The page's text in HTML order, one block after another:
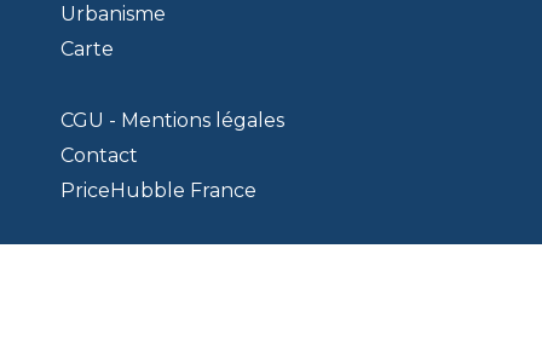
Urbanisme
Carte
CGU - Mentions légales
Contact
PriceHubble France